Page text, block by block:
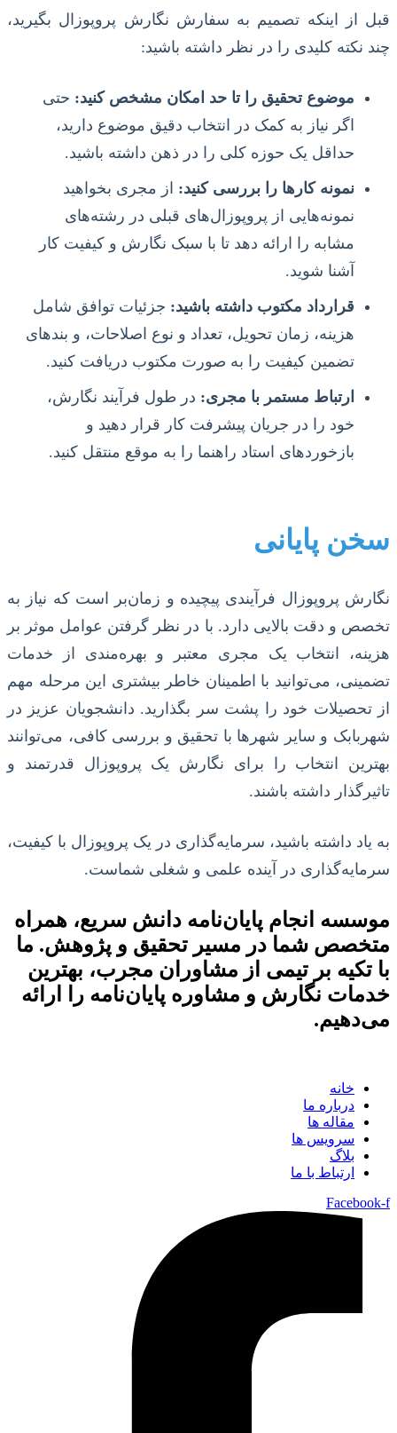
قبل از اینکه تصمیم به سفارش نگارش پروپوزال بگیرید،
چند نکته کلیدی را در نظر داشته باشید:
موضوع تحقیق را تا حد امکان مشخص کنید: حتی
اگر نیاز به کمک در انتخاب دقیق موضوع دارید،
حداقل یک حوزه کلی را در ذهن داشته باشید.
نمونه کارها را بررسی کنید: از مجری بخواهید
نمونه‌هایی از پروپوزال‌های قبلی در رشته‌های
مشابه را ارائه دهد تا با سبک نگارش و کیفیت کار
آشنا شوید.
قرارداد مکتوب داشته باشید: جزئیات توافق شامل
هزینه، زمان تحویل، تعداد و نوع اصلاحات، و بندهای
تضمین کیفیت را به صورت مکتوب دریافت کنید.
ارتباط مستمر با مجری: در طول فرآیند نگارش،
خود را در جریان پیشرفت کار قرار دهید و
بازخوردهای استاد راهنما را به موقع منتقل کنید.
سخن پایانی
نگارش پروپوزال فرآیندی پیچیده و زمان‌بر است که نیاز به
تخصص و دقت بالایی دارد. با در نظر گرفتن عوامل موثر بر
هزینه، انتخاب یک مجری معتبر و بهره‌مندی از خدمات
تضمینی، می‌توانید با اطمینان خاطر بیشتری این مرحله مهم
از تحصیلات خود را پشت سر بگذارید. دانشجویان عزیز در
شهربابک و سایر شهرها با تحقیق و بررسی کافی، می‌توانند
بهترین انتخاب را برای نگارش یک پروپوزال قدرتمند و
تاثیرگذار داشته باشند.
به یاد داشته باشید، سرمایه‌گذاری در یک پروپوزال با کیفیت،
سرمایه‌گذاری در آینده علمی و شغلی شماست.
موسسه انجام پایان‌نامه دانش سریع، همراه
متخصص شما در مسیر تحقیق و پژوهش. ما
با تکیه بر تیمی از مشاوران مجرب، بهترین
خدمات نگارش و مشاوره پایان‌نامه را ارائه
می‌دهیم.
خانه
درباره ما
مقاله ها
سرویس ها
بلاگ
ارتباط با ما
Facebook-f